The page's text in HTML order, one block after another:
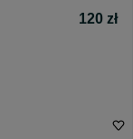
120 zł